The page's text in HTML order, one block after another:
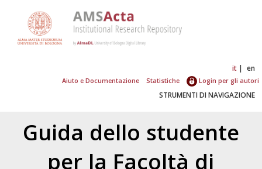
it en
Aiuto e Documentazione Statistiche Login per gli autori
STRUMENTI DI NAVIGAZIONE
Guida dello studente
per la Facoltà di